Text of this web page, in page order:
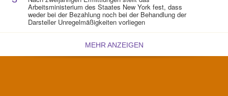
Arbeitsministerium des Staates New York fest, dass
weder bei der Bezahlung noch bei der Behandlung der
Darsteller Unregelmäßigkeiten vorliegen
MEHR ANZEIGEN